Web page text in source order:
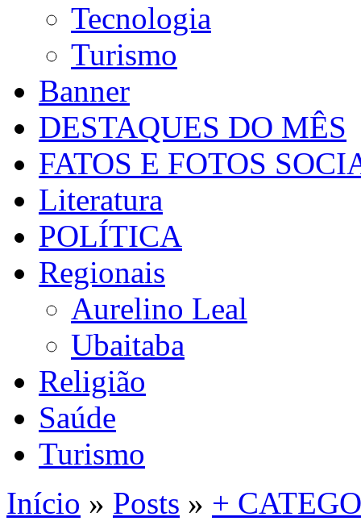
Tecnologia
Turismo
Banner
DESTAQUES DO MÊS
FATOS E FOTOS
Literatura
POLÍTICA
Regionais
Aurelino Leal
Ubaitaba
Religião
Saúde
Turismo
Início » Posts » +